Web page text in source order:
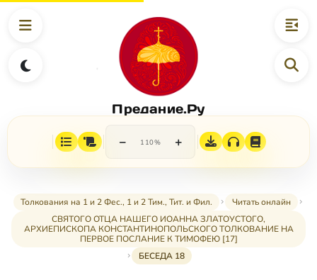
Предание.Ру
− 110% +
Толкования на 1 и 2 Фес., 1 и 2 Тим., Тит. и Фил.
Читать онлайн
СВЯТОГО ОТЦА НАШЕГО ИОАННА ЗЛАТОУСТОГО,
АРХИЕПИСКОПА КОНСТАНТИНОПОЛЬСКОГО ТОЛКОВАНИЕ НА
ПЕРВОЕ ПОСЛАНИЕ К ТИМОФЕЮ [17]
БЕСЕДА 18